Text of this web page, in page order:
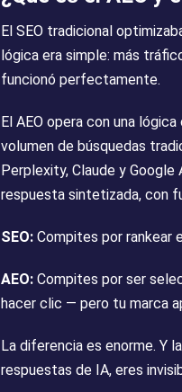
El SEO tradicional
lógica era simple: más
funcionó perfectamente.
El AEO opera con una
volumen de búsquedas
Perplexity, Claude y Google
respuesta sintetizada, con
SEO:Compites por rankear
AEO:Compites por ser
hacer clic — pero tu marca
La diferencia es enorme. Y
respuestas de IA, eres